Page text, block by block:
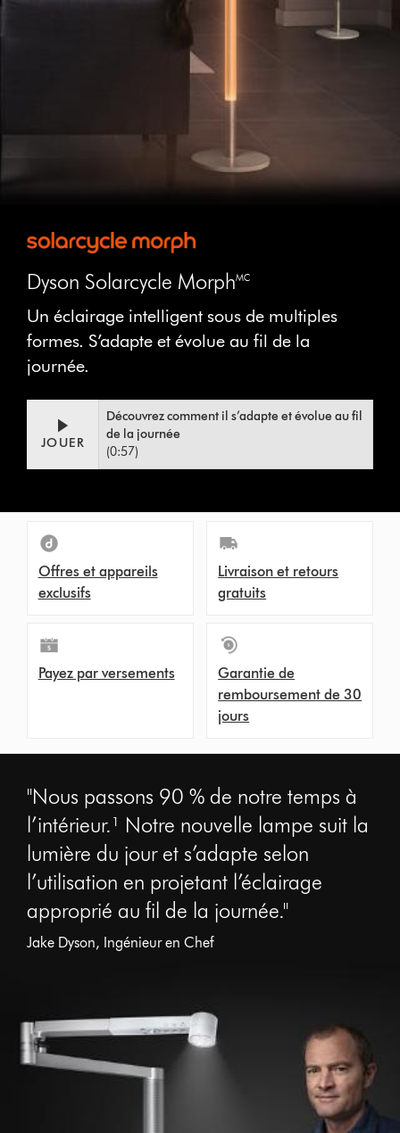
Dyson Solarcycle Morph🅪
Un éclairage intelligent sous de multiples
formes. S’adapte et évolue au fil de la
journée.
Transcript
transcription
JOUER
Découvrez comment il s’adapte et évolue au fil
de la journée
(0:57)
Offres et appareils
exclusifs
Livraison et retours
gratuits
Payez par versements
Garantie de
remboursement de 30
jours
"Nous passons 90 % de notre temps à
l’intérieur.¹ Notre nouvelle lampe suit la
lumière du jour et s’adapte selon
l’utilisation en projetant l’éclairage
approprié au fil de la journée."
Jake Dyson, Ingénieur en Chef